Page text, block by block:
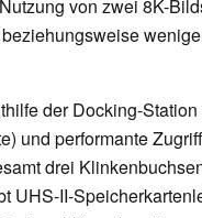
von zwei 8K-
der Docking-
und performante
drei
UHS-II-